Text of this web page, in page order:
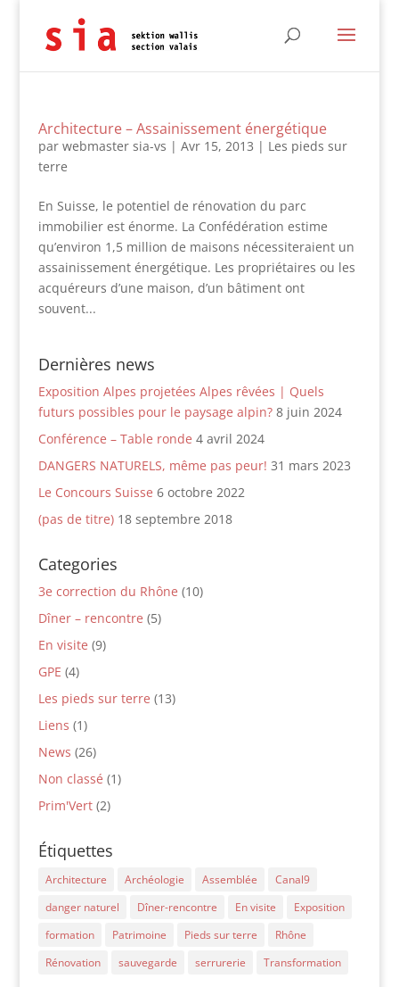
Architecture – Assainissement énergétique
par webmaster sia-vs | Avr 15, 2013 | Les pieds sur
terre
En Suisse, le potentiel de rénovation du parc
immobilier est énorme. La Confédération estime
qu’environ 1,5 million de maisons nécessiteraient un
assainissement énergétique. Les propriétaires ou les
acquéreurs d’une maison, d’un bâtiment ont
souvent...
Dernières news
Exposition Alpes projetées Alpes rêvées | Quels
futurs possibles pour le paysage alpin? 8 juin 2024
Conférence – Table ronde 4 avril 2024
DANGERS NATURELS, même pas peur! 31 mars 2023
Le Concours Suisse 6 octobre 2022
(pas de titre) 18 septembre 2018
Categories
3e correction du Rhône (10)
Dîner – rencontre (5)
En visite (9)
GPE (4)
Les pieds sur terre (13)
Liens (1)
News (26)
Non classé (1)
Prim'Vert(2)
Étiquettes
Architecture Archéologie Assemblée
Canal9
danger naturel
Dîner-rencontre En visite
Exposition
formation
Patrimoine Pieds sur terre
Rhône
Rénovation
sauvegarde serrurerie Transformation